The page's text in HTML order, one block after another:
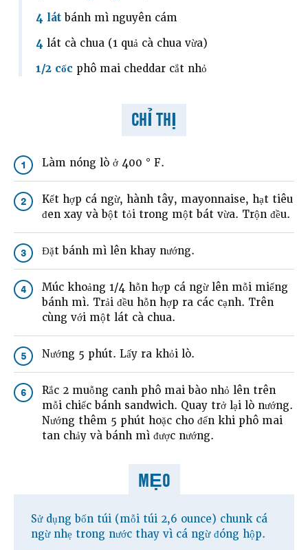
4 lát bánh mì nguyên cám
4 lát cà chua (1 quả cà chua vừa)
1/2 cốc phô mai cheddar cắt nhỏ
CHỈ THỊ
1 Làm nóng lò ở 400 ° F.
2
Kết hợp cá ngừ, hành tây, mayonnaise, hạt tiêu
đen xay và bột tỏi trong một bát vừa. Trộn đều.
3 Đặt bánh mì lên khay nướng.
4
Múc khoảng 1/4 hỗn hợp cá ngừ lên mỗi miếng
bánh mì. Trải đều hỗn hợp ra các cạnh. Trên
cùng với một lát cà chua.
5 Nướng 5 phút. Lấy ra khỏi lò.
6
Rắc 2 muỗng canh phô mai bào nhỏ lên trên
mỗi chiếc bánh sandwich. Quay trở lại lò nướng.
Nướng thêm 5 phút hoặc cho đến khi phô mai
tan chảy và bánh mì được nướng.
MẸO
Sử dụng bốn túi (mỗi túi 2,6 ounce) chunk cá
ngừ nhẹ trong nước thay vì cá ngừ đóng hộp.